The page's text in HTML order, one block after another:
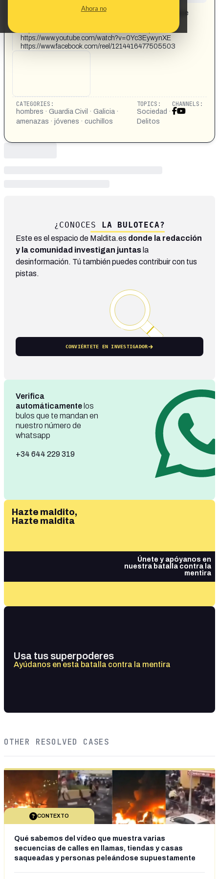
Ahora no
Pánico en Galicia: la Guardia Civil reduce a un joven que
https://www.youtube.com/watch?v=0Yc3EywynXE
https://www.facebook.com/reel/1214416477505503
CATEGORIES:
hombres · Guardia Civil · Galicia ·
amenazas · jóvenes · cuchillos
TOPICS:
Sociedad ·
Delitos
CHANNELS:
¿CONOCES LA BULOTECA?
Este es el espacio de Maldita.es donde la redacción
y la comunidad investigan juntas la
desinformación. Tú también puedes contribuir con tus
pistas.
CONVIÉRTETE EN INVESTIGADOR
Verifica
automáticamente los
bulos que te mandan en
nuestro número de
whatsapp
+34 644 229 319
Hazte maldito,
Hazte maldita
Únete y apóyanos en
nuestra batalla contra la
mentira
Usa tus superpoderes
Ayúdanos en esta batalla contra la mentira
OTHER RESOLVED CASES
CONTEXTO
Qué sabemos del vídeo que muestra varias
secuencias de calles en llamas, tiendas y casas
saqueadas y personas peleándose supuestamente